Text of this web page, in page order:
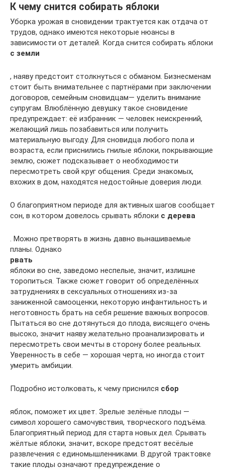
К чему снится собирать яблоки
Уборка урожая в сновидении трактуется как отдача от
трудов, однако имеются некоторые нюансы в
зависимости от деталей. Когда снится собирать яблоки
с земли
, наяву предстоит столкнуться с обманом. Бизнесменам
стоит быть внимательнее с партнёрами при заключении
договоров, семейным сновидцам— уделить внимание
супругам. Влюблённую девушку такое сновидение
предупреждает: её избранник — человек неискренний,
желающий лишь позабавиться или получить
материальную выгоду. Для сновидца любого пола и
возраста, если приснились гнилые яблоки, покрывающие
землю, сюжет подсказывает о необходимости
пересмотреть свой круг общения. Среди знакомых,
вхожих в дом, находятся недостойные доверия люди.
О благоприятном периоде для активных шагов сообщает
сон, в котором довелось срывать яблоки с дерева
. Можно претворять в жизнь давно вынашиваемые
планы. Однако
рвать
яблоки во сне, заведомо неспелые, значит, излишне
торопиться. Также сюжет говорит об определённых
затруднениях в сексуальных отношениях из-за
заниженной самооценки, некоторую инфантильность и
неготовность брать на себя решение важных вопросов.
Пытаться во сне дотянуться до плода, висящего очень
высоко, значит наяву желательно проанализировать и
пересмотреть свои мечты в сторону более реальных.
Уверенность в себе — хорошая черта, но иногда стоит
умерить амбиции.
Подробно истолковать, к чему приснился сбор
яблок, поможет их цвет. Зрелые зелёные плоды —
символ хорошего самочувствия, творческого подъёма.
Благоприятный период для старта новых дел. Срывать
жёлтые яблоки, значит, вскоре предстоят весёлые
развлечения с единомышленниками. В другой трактовке
такие плоды означают предупреждение о